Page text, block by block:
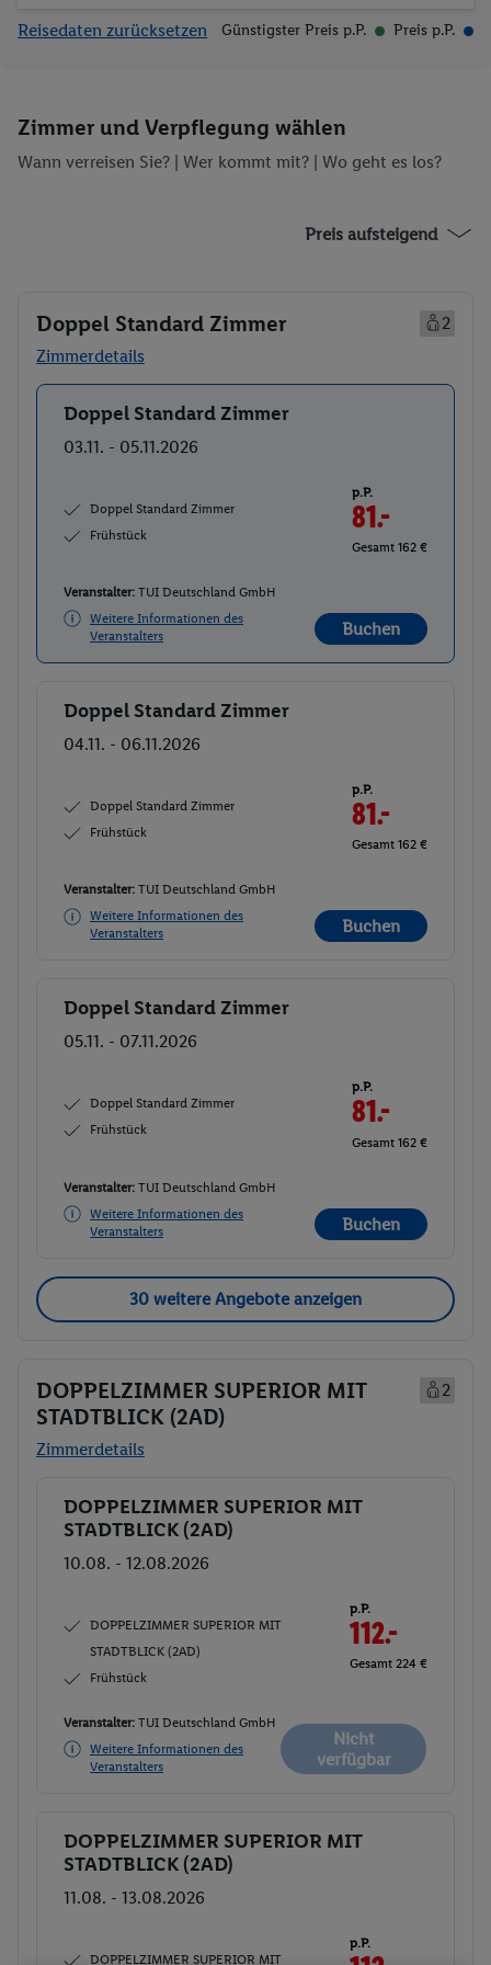
Reisedaten zurücksetzen Günstigster Preis p.P. Preis p.P.
Zimmer und Verpflegung wählen
Wann verreisen Sie? | Wer kommt mit? | Wo geht es los?
Preis aufsteigend
Doppel Standard Zimmer
2
Zimmerdetails
Buchen
Doppel Standard Zimmer
03.11. - 05.11.2026
Doppel Standard Zimmer
Frühstück
p.P.
81.-
Gesamt 162 €
Veranstalter: TUI Deutschland GmbH
Weitere Informationen des
Veranstalters
Buchen
Buchen
Doppel Standard Zimmer
04.11. - 06.11.2026
Doppel Standard Zimmer
Frühstück
p.P.
81.-
Gesamt 162 €
Veranstalter: TUI Deutschland GmbH
Weitere Informationen des
Veranstalters
Buchen
Buchen
Doppel Standard Zimmer
05.11. - 07.11.2026
Doppel Standard Zimmer
Frühstück
p.P.
81.-
Gesamt 162 €
Veranstalter: TUI Deutschland GmbH
Weitere Informationen des
Veranstalters
Buchen
30 weitere Angebote anzeigen
DOPPELZIMMER SUPERIOR MIT
STADTBLICK (2AD)
2
Zimmerdetails
Buchen
DOPPELZIMMER SUPERIOR MIT
STADTBLICK (2AD)
10.08. - 12.08.2026
DOPPELZIMMER SUPERIOR MIT
STADTBLICK (2AD)
Frühstück
p.P.
112.-
Gesamt 224 €
Veranstalter: TUI Deutschland GmbH
Weitere Informationen des
Veranstalters
Nicht
verfügbar
Buchen
DOPPELZIMMER SUPERIOR MIT
STADTBLICK (2AD)
11.08. - 13.08.2026
DOPPELZIMMER SUPERIOR MIT
p.P.